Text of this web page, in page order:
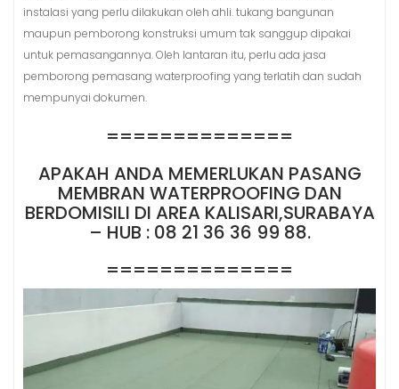
instalasi yang perlu dilakukan oleh ahli. tukang bangunan
maupun pemborong konstruksi umum tak sanggup dipakai
untuk pemasangannya. Oleh lantaran itu, perlu ada jasa
pemborong pemasang waterproofing yang terlatih dan sudah
mempunyai dokumen.
==============
APAKAH ANDA MEMERLUKAN PASANG
MEMBRAN WATERPROOFING DAN
BERDOMISILI DI AREA KALISARI,SURABAYA
– HUB : 08 21 36 36 99 88.
==============